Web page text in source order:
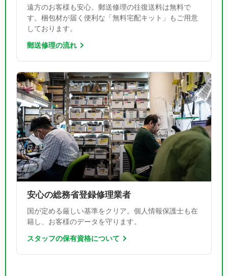
遠方のお客様も安心。郵送修理の往復送料は無料で
す。梱包材が届く便利な「無料宅配キット」もご用意
しております。
郵送修理の流れ
安心の総務省登録修理業者
国が定める厳しい基準をクリア。個人情報保護士も在
籍し、お客様のデータを守ります。
スタッフの保有資格について